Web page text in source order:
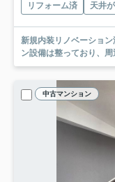
リフォーム済
天井
新規内装リノベーショ
ン設備は整っており、
中古マンション